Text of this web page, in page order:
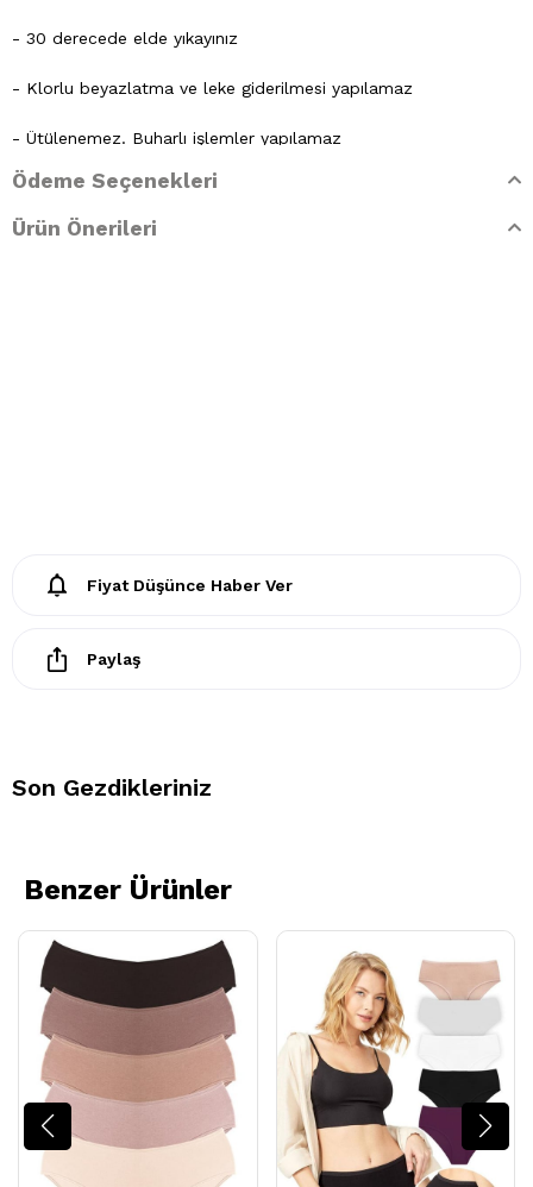
- 30 derecede elde yıkayınız
- Klorlu beyazlatma ve leke giderilmesi yapılamaz
- Ütülenemez. Buharlı işlemler yapılamaz
- Kuru temizleme işlemine izin verilemez.
- Lekelerin çözücülerle giderilmesine izin verilmez
Ödeme Seçenekleri
Ürün Önerileri
Fiyat Düşünce Haber Ver
Paylaş
Son Gezdikleriniz
Benzer Ürünler